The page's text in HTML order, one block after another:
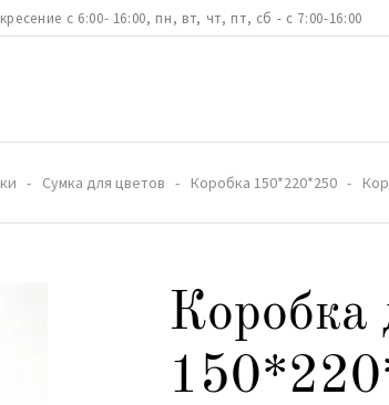
с 6:00- 16:00, пн, вт, чт, пт, сб - с 7:00-16:00
Сумка для цветов Коробка 150*220*250
Коробка